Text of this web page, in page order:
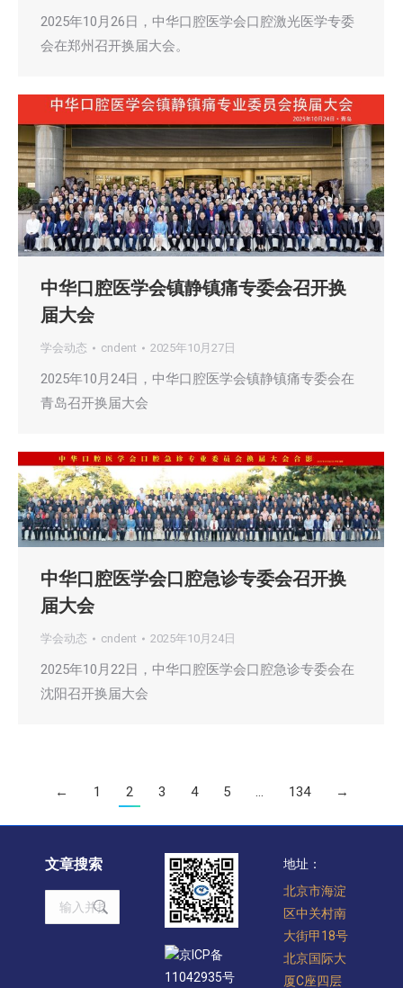
2025年10月26日，中华口腔医学会口腔激光医学专委
会在郑州召开换届大会。
中华口腔医学会镇静镇痛专委会召开换
届大会
学会动态 cndent 2025年10月27日
2025年10月24日，中华口腔医学会镇静镇痛专委会在
青岛召开换届大会
中华口腔医学会口腔急诊专委会召开换
届大会
学会动态 cndent 2025年10月24日
2025年10月22日，中华口腔医学会口腔急诊专委会在
沈阳召开换届大会
← 1 2 3 4 5 … 134 →
文章搜索
Search:
京ICP备
11042935号
地址：
北京市海淀
区中关村南
大街甲18号
北京国际大
厦C座四层